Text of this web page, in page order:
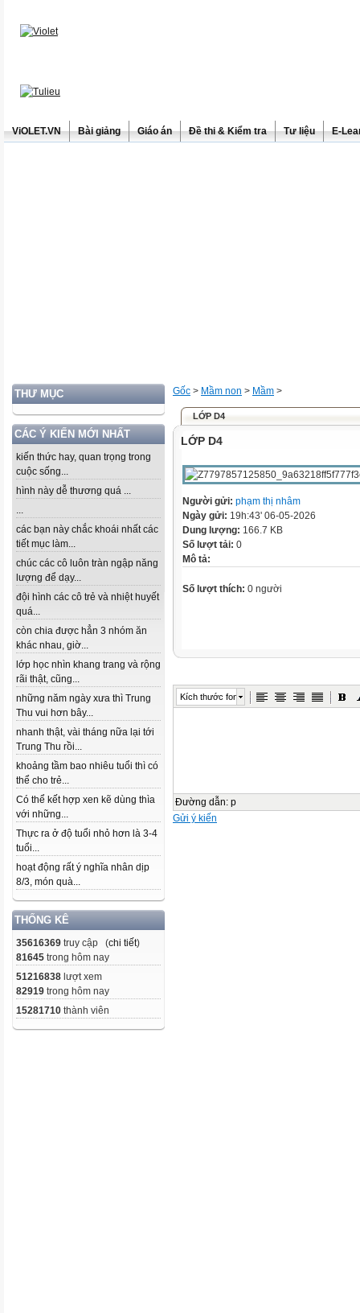
ViOLET.VN Bài giảng Giáo án Đề thi & Kiểm tra Tư liệu E-
THƯ MỤC
CÁC Ý KIẾN MỚI NHẤT
kiến thức hay, quan trọng trong
cuộc sống...
hình này dễ thương quá ...
...
các bạn này chắc khoái nhất các
tiết mục làm...
chúc các cô luôn tràn ngập năng
lượng để dạy...
đội hình các cô trẻ và nhiệt huyết
quá...
còn chia được hẳn 3 nhóm ăn
khác nhau, giờ...
lớp học nhìn khang trang và rộng
rãi thật, cũng...
những năm ngày xưa thì Trung
Thu vui hơn bây...
nhanh thật, vài tháng nữa lại tới
Trung Thu rồi...
khoảng tầm bao nhiêu tuổi thì có
thể cho trẻ...
Có thể kết hợp xen kẽ dùng thìa
với những...
Thực ra ở độ tuổi nhỏ hơn là 3-4
tuổi...
hoạt động rất ý nghĩa nhân dịp
8/3, món quà...
THỐNG KÊ
35616369 truy cập (chi tiết)
81645 trong hôm nay
51216838 lượt xem
82919 trong hôm nay
15281710 thành viên
Gốc > Mầm non > Mầm >
LỚP D4
LỚP D4
Người gửi: phạm thị nhâm
Ngày gửi: 19h:43' 06-05-2026
Dung lượng: 166.7 KB
Số lượt tải: 0
Mô tả:
Số lượt thích: 0 người
Kích thước font
Đường dẫn: p
Gửi ý kiến